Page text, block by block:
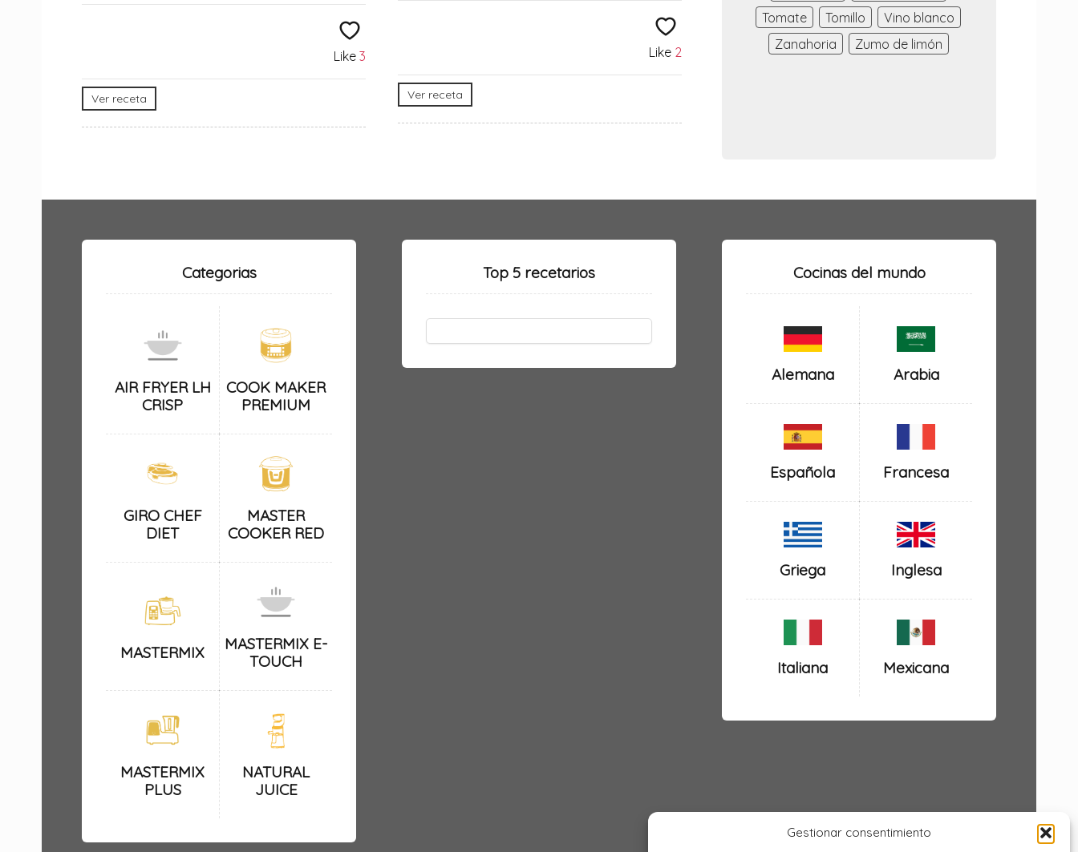
Gestionar consentimiento
Like 3
Ver receta
Like 2
Ver receta
Tomate
Tomillo
Vino blanco
Zanahoria
Zumo de limón
Categorias
AIR FRYER LH
CRISP
COOK MAKER
PREMIUM
GIRO CHEF
DIET
MASTER
COOKER RED
MASTERMIX
MASTERMIX E-
TOUCH
MASTERMIX
PLUS
NATURAL
JUICE
Top 5 recetarios Cocinas del mundo
Alemana Arabia
Española Francesa
Griega Inglesa
Italiana Mexicana